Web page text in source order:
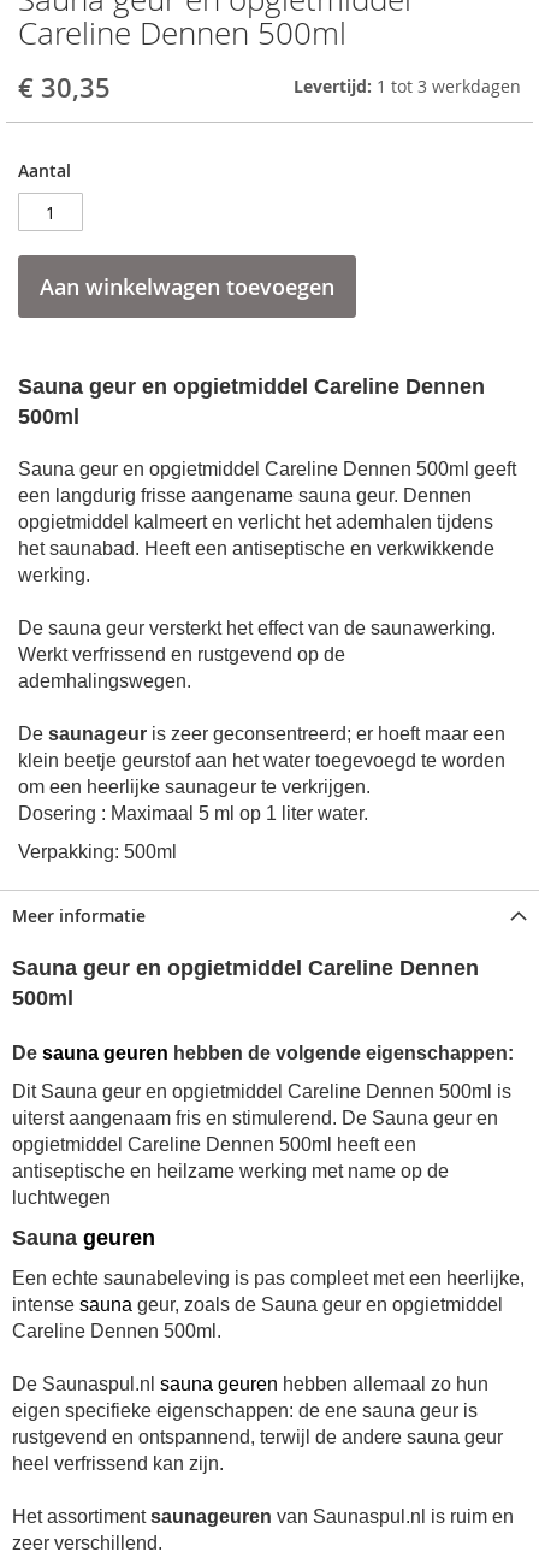
Careline Dennen 500ml
€ 30,35 Levertijd: 1 tot 3 werkdagen
Aantal
Aan winkelwagen toevoegen
Sauna geur en opgietmiddel Careline Dennen
500ml
Sauna geur en opgietmiddel Careline Dennen 500ml geeft
een langdurig frisse aangename sauna geur. Dennen
opgietmiddel kalmeert en verlicht het ademhalen tijdens
het saunabad. Heeft een antiseptische en verkwikkende
werking.
De sauna geur versterkt het effect van de saunawerking.
Werkt verfrissend en rustgevend op de
ademhalingswegen.
De saunageur is zeer geconsentreerd; er hoeft maar een
klein beetje geurstof aan het water toegevoegd te worden
om een heerlijke saunageur te verkrijgen.
Dosering : Maximaal 5 ml op 1 liter water.
Verpakking: 500ml
to
the
of
gallery
Meer informatie
Sauna geur en opgietmiddel Careline Dennen
500ml
De sauna geuren hebben de volgende eigenschappen:
Dit Sauna geur en opgietmiddel Careline Dennen 500ml is
uiterst aangenaam fris en stimulerend. De Sauna geur en
opgietmiddel Careline Dennen 500ml heeft een
antiseptische en heilzame werking met name op de
luchtwegen
Sauna geuren
Een echte saunabeleving is pas compleet met een heerlijke,
intense sauna geur, zoals de Sauna geur en opgietmiddel
Careline Dennen 500ml.
De Saunaspul.nl sauna geuren hebben allemaal zo hun
eigen specifieke eigenschappen: de ene sauna geur is
rustgevend en ontspannend, terwijl de andere sauna geur
heel verfrissend kan zijn.
Het assortimentsaunageuren van Saunaspul.nl is ruim en
zeer verschillend.